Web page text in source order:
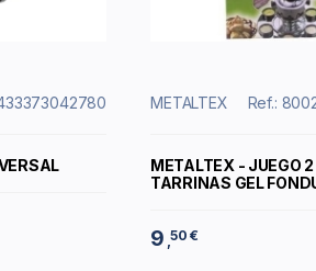
METALTEX Ref.:
METALTEX - JUEGO 2
TARRINAS GEL
9 ,50 €